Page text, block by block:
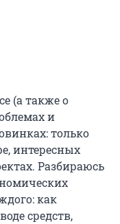
(а также о
и
только
интересных
Разбираюсь
как
средств,